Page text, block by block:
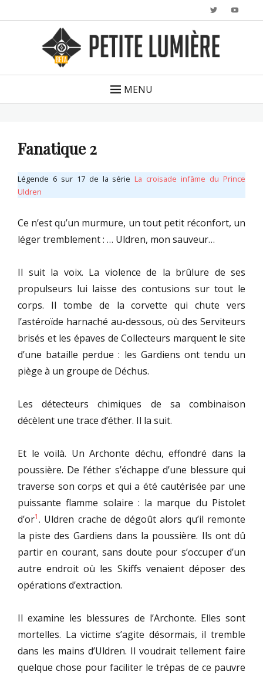
Twitter
MENU
Fanatique 2
Légende 6 sur 17 de la série La croisade infâme du Prince
Uldren
Ce n’est qu’un murmure, un tout petit réconfort, un
léger tremblement : … Uldren, mon sauveur…
Il suit la voix. La violence de la brûlure de ses
propulseurs lui laisse des contusions sur tout le
corps. Il tombe de la corvette qui chute vers
l’astéroïde harnaché au-dessous, où des Serviteurs
brisés et les épaves de Collecteurs marquent le site
d’une bataille perdue : les Gardiens ont tendu un
piège à un groupe de Déchus.
Les détecteurs chimiques de sa combinaison
décèlent une trace d’éther. Il la suit.
Et le voilà. Un Archonte déchu, effondré dans la
poussière. De l’éther s’échappe d’une blessure qui
traverse son corps et qui a été cautérisée par une
puissante flamme solaire : la marque du Pistolet
d’or1. Uldren crache de dégoût alors qu’il remonte
la piste des Gardiens dans la poussière. Ils ont dû
partir en courant, sans doute pour s’occuper d’un
autre endroit où les Skiffs venaient déposer des
opérations d’extraction.
Il examine les blessures de l’Archonte. Elles sont
mortelles. La victime s’agite désormais, il tremble
dans les mains d’Uldren. Il voudrait tellement faire
quelque chose pour faciliter le trépas de ce pauvre